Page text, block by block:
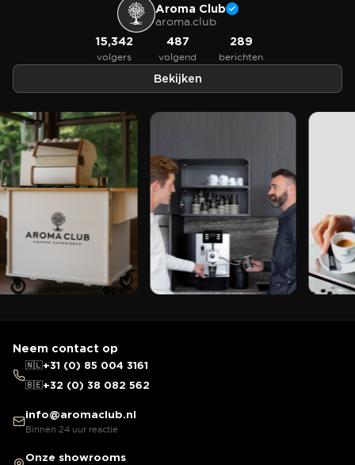
Aroma Club
aroma.club
15,342
volgers
487
volgend
289
berichten
Bekijken
Neem contact op
🇳🇱+31 (0) 85 004 3161
🇧🇪+32 (0) 38 082 562
info@aromaclub.nl
Binnen 24 uur reactie
Onze showrooms